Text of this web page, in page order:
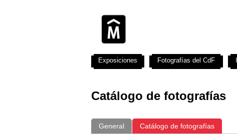
Catálogo de fotografías
General Catálogo de fotografías
Exposiciones Fotografías del CdF